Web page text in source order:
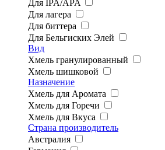
Для IPA/APA
Для лагера
Для биттера
Для Бельгиских Элей
Вид
Хмель гранулированный
Хмель шишковой
Назначение
Хмель для Аромата
Хмель для Горечи
Хмель для Вкуса
Страна производитель
Австралия